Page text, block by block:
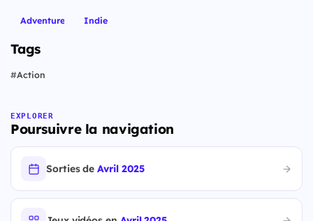
Adventure Indie
Tags
#Action
EXPLORER
Poursuivre la navigation
Sorties deAvril 2025